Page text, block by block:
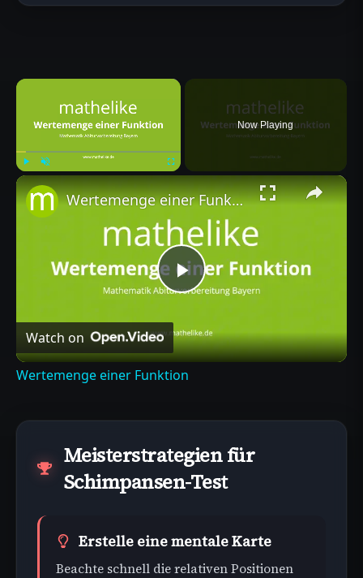
×
Now Playing
×
Play
Video
Wertemenge einer Funktion
Watch on
Wertemenge einer Funktion
Meisterstrategien für
Schimpansen-Test
Erstelle eine mentale Karte
Beachte schnell die relativen Positionen